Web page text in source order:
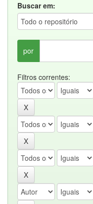
Buscar em:
por
Filtros correntes: